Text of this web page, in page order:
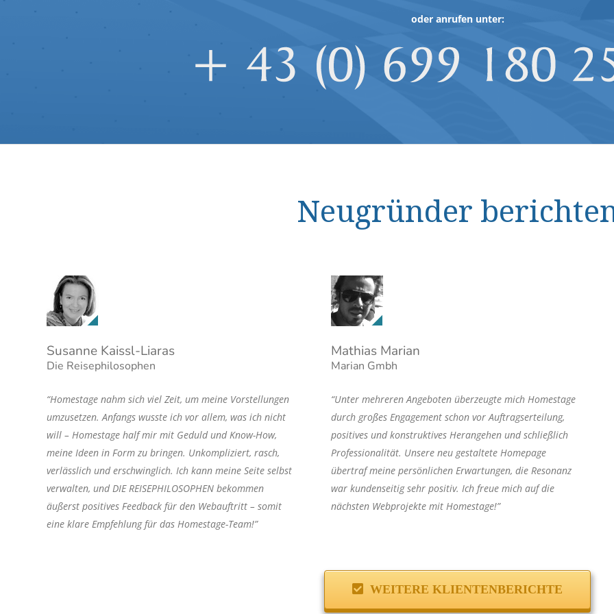
oder anrufen unter:
Neugründer
Susanne Kaissl-Liaras
Die Reisephilosophen
“Homestage nahm sich viel Zeit, um meine Vorstellungen
umzusetzen. Anfangs wusste ich vor allem, was ich nicht
will – Homestage half mir mit Geduld und Know-How,
meine Ideen in Form zu bringen. Unkompliziert, rasch,
verlässlich und erschwinglich. Ich kann meine Seite selbst
verwalten, und DIE REISEPHILOSOPHEN bekommen
äußerst positives Feedback für den Webauftritt – somit
eine klare Empfehlung für das Homestage-Team!”
Mathias Marian
Marian Gmbh
“Unter mehreren Angeboten überzeugte mich Homestage
durch großes Engagement schon vor Auftragserteilung,
positives und konstruktives Herangehen und schließlich
Professionalität. Unsere neu gestaltete Homepage
übertraf meine persönlichen Erwartungen, die Resonanz
war kundenseitig sehr positiv. Ich freue mich auf die
nächsten Webprojekte mit Homestage!”
WEITERE KLIENTENBERICHTE